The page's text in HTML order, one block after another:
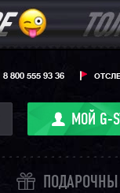
8 800 555 93 36
МОЙ G-